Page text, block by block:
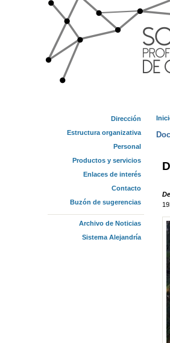
Dirección
Estructura organizativa
Personal
Productos y servicios
Enlaces de interés
Contacto
Buzón de sugerencias
Archivo de Noticias
Sistema Alejandría